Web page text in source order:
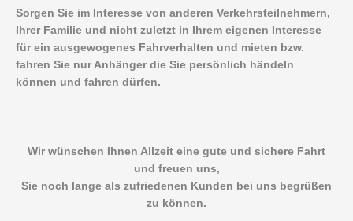
Sorgen Sie im Interesse von anderen Verkehrsteilnehmern,
Ihrer Familie und nicht zuletzt in Ihrem eigenen Interesse
für ein ausgewogenes Fahrverhalten und mieten bzw.
fahren Sie nur Anhänger die Sie persönlich händeln
können und fahren dürfen.
Wir wünschen Ihnen Allzeit eine gute und sichere Fahrt
und freuen uns,
Sie noch lange als zufriedenen Kunden bei uns begrüßen
zu können.